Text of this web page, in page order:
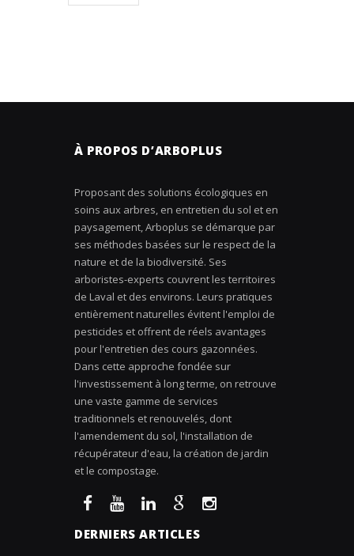
À PROPOS D’ARBOPLUS
Proposant des solutions écologiques en
soins aux arbres, en entretien du sol et en
paysagement, Arboplus se démarque par
ses méthodes basées sur le respect de la
nature et de la biodiversité. Ses
arboristes-experts couvrent les territoires
de Laval et des environs. Leurs pratiques
entièrement naturelles évitent l'emploi de
pesticides et offrent de réels avantages
pour l'entretien des cours gazonnées.
Dans cette approche fondée sur
l'investissement à long terme, on retrouve
une vaste gamme de services
traditionnels et renouvelés, dont
l'amendement du sol, l'installation de
récupérateur d'eau, la création de jardin
et le compostage.
DERNIERS ARTICLES